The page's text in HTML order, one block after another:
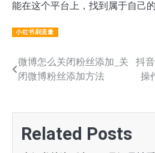
能在这个平台上，找到属于自己的
小红书刷流量
文
导
航
微博怎么关闭粉丝添加_关
闭微博粉丝添加方法
抖
操
Related Posts